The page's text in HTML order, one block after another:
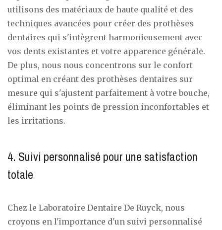
utilisons des matériaux de haute qualité et des
techniques avancées pour créer des prothèses
dentaires qui s'intègrent harmonieusement avec
vos dents existantes et votre apparence générale.
De plus, nous nous concentrons sur le confort
optimal en créant des prothèses dentaires sur
mesure qui s'ajustent parfaitement à votre bouche,
éliminant les points de pression inconfortables et
les irritations.
4. Suivi personnalisé pour une satisfaction
totale
Chez le Laboratoire Dentaire De Ruyck, nous
croyons en l'importance d'un suivi personnalisé